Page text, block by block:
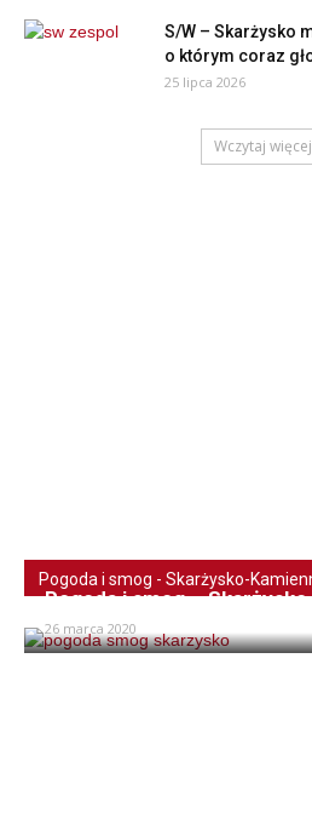
S/W – Skarżysko
o którym coraz
25 lipca 2026
Wczytaj więcej
Pogoda i smog - Skarżysko-
Pogoda i smog –
26 marca 2020